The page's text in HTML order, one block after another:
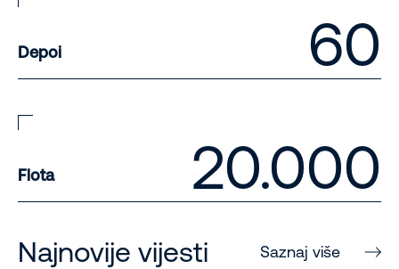
Depoi 60
Flota 20.000
Najnovije vijesti Saznaj više